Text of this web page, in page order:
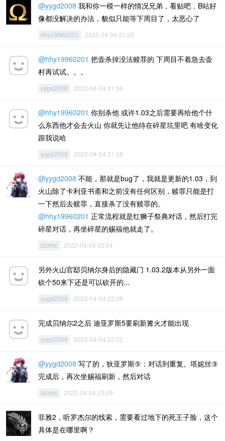
@yygd2008 我和你一模一样的情况兄弟，看贴吧，B站好
像都没解决的办法，貌似只能等下周目了，太恶心了
hhy19960201 2022-04-04 21:35
@hhy19960201 把壶杀掉没法赎罪的 下周目不着急去壶
村再试试。。。
yygd2008 2022-04-04 21:56
@hhy19960201 你别杀他 或许1.03之后需要再给他个什
么东西他才会去火山 你就先让他待在碎星坑里吧 有啥变化
跟我说哈
yygd2008 2022-04-04 21:58
@yygd2008 不能，那就是bug了，我就是更新的1.03，到
火山除了卡利亚书斋和之前没有任何区别，赎罪只能是打
一下然后去赎罪，直接杀了没有赎罪的。
@hhy19960201 正常流程就是红狮子祭典对话，然后打完
碎星对话，再坐碎星的赐福他就走了。
lzlzmc 2022-04-04 22:04
另外火山官邸贝纳尔身后的隐藏门 1.03.2版本从另外一面
砍个50来下还是可以砍开的...
yygd2008 2022-04-04 22:09
完成贝纳尔2之后 迪亚罗斯5要刷新篝火才能出现
yygd2008 2022-04-04 22:32
@yygd2008 写了的，狄亚罗斯⑤：对话到重复。塔妮丝③
完成后，再次坐赐福刷新，然后对话
lzlzmc 2022-04-04 23:09
菲雅2，听罗杰尔的线索，需要看过地下的死王子脸，这个
具体是在哪里啊？